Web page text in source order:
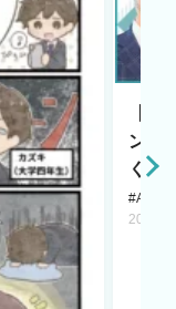
ント
く若
#AI LAB